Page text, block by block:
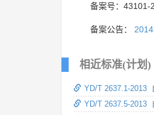
备案号：43101-
备案公告：
相近标准(计划)
YD/T 2637.1-2013
YD/T 2637.5-2013